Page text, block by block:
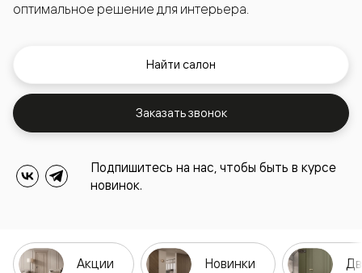
оптимальное решение для интерьера.
Найти салон
Заказать звонок
Подпишитесь на нас, чтобы быть в курсе
новинок.
Акции Новинки